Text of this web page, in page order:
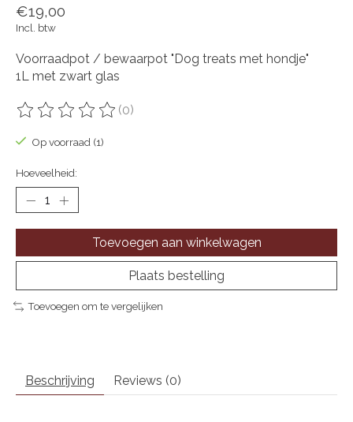
€19,00
Incl. btw
Voorraadpot / bewaarpot "Dog treats met hondje"
1L met zwart glas
De beoordeling van dit product is
(0)
Op voorraad (1)
Hoeveelheid:
Toevoegen aan winkelwagen
Plaats bestelling
Toevoegen om te vergelijken
Beschrijving Reviews (0)